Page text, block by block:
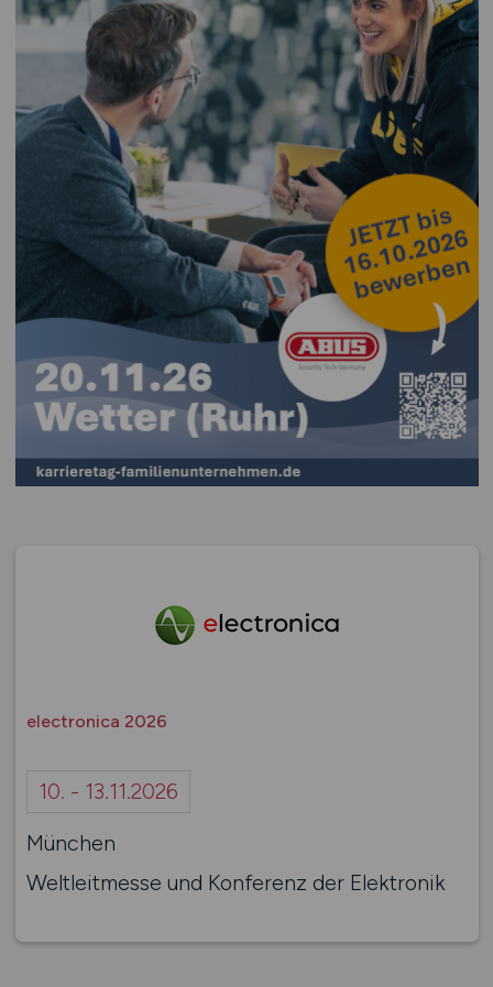
electronica 2026
10. - 13.11.2026
München
Weltleitmesse und Konferenz der Elektronik